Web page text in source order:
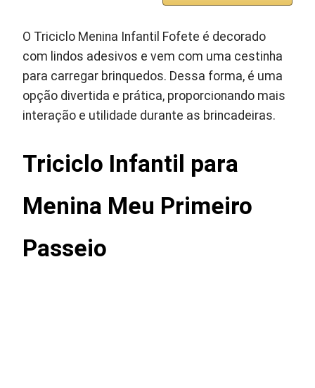
O Triciclo Menina Infantil Fofete é decorado
com lindos adesivos e vem com uma cestinha
para carregar brinquedos. Dessa forma, é uma
opção divertida e prática, proporcionando mais
interação e utilidade durante as brincadeiras.
Triciclo Infantil para
Menina Meu Primeiro
Passeio